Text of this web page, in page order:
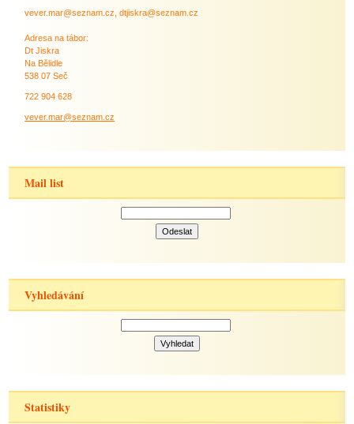
vever.mar@seznam.cz, dtjiskra@seznam.cz
Adresa na tábor:
Dt Jiskra
Na Bělidle
538 07 Seč
722 904 628
vever.mar@seznam.cz
Mail list
Vyhledávání
Statistiky